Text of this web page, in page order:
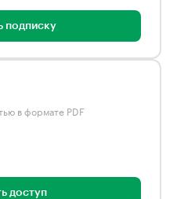
подписку
в формате PDF
доступ